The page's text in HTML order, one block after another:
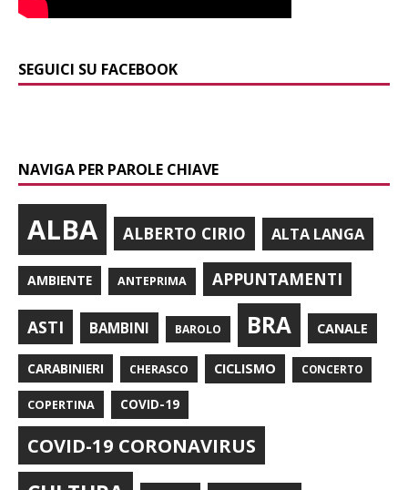
SEGUICI SU FACEBOOK
NAVIGA PER PAROLE CHIAVE
ALBA ALBERTO CIRIO ALTA LANGA
AMBIENTE ANTEPRIMA APPUNTAMENTI
ASTI BAMBINI BAROLO BRA CANALE
CARABINIERI CHERASCO CICLISMO CONCERTO
COPERTINA COVID-19
COVID-19 CORONAVIRUS